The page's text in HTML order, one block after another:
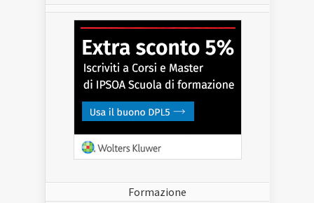
Formazione